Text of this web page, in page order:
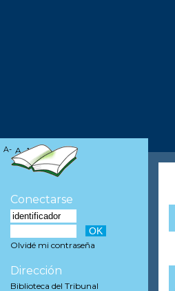
A- A A+
Conectarse
Olvidé mi contraseña
Dirección
Biblioteca del Tribunal